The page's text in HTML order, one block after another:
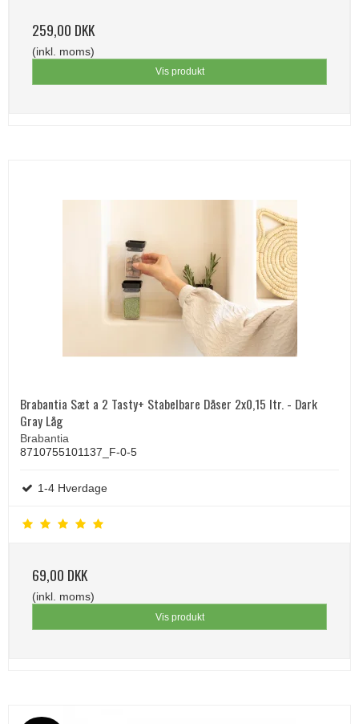
259,00 DKK
(inkl. moms)
Vis produkt
Brabantia Sæt a 2 Tasty+ Stabelbare Dåser 2x0,15 ltr. - Dark
Gray Låg
Brabantia
8710755101137_F-0-5
1-4 Hverdage
69,00 DKK
(inkl. moms)
Vis produkt